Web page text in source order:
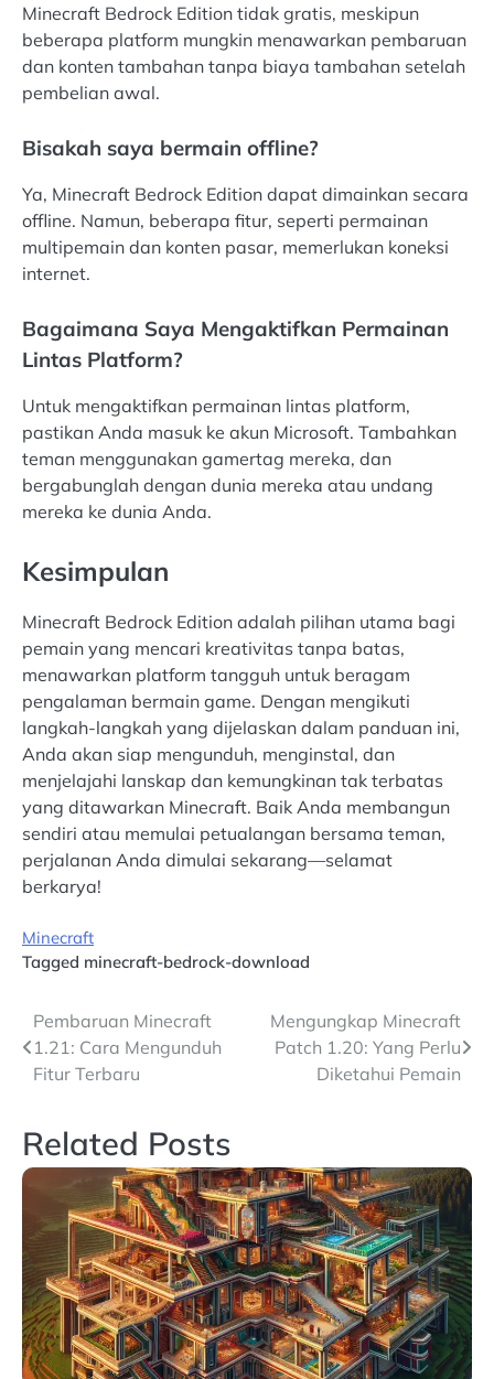
Minecraft Bedrock Edition tidak gratis, meskipun
beberapa platform mungkin menawarkan pembaruan
dan konten tambahan tanpa biaya tambahan setelah
pembelian awal.
Bisakah saya bermain offline?
Ya, Minecraft Bedrock Edition dapat dimainkan secara
offline. Namun, beberapa fitur, seperti permainan
multipemain dan konten pasar, memerlukan koneksi
internet.
Bagaimana Saya Mengaktifkan Permainan
Lintas Platform?
Untuk mengaktifkan permainan lintas platform,
pastikan Anda masuk ke akun Microsoft. Tambahkan
teman menggunakan gamertag mereka, dan
bergabunglah dengan dunia mereka atau undang
mereka ke dunia Anda.
Kesimpulan
Minecraft Bedrock Edition adalah pilihan utama bagi
pemain yang mencari kreativitas tanpa batas,
menawarkan platform tangguh untuk beragam
pengalaman bermain game. Dengan mengikuti
langkah-langkah yang dijelaskan dalam panduan ini,
Anda akan siap mengunduh, menginstal, dan
menjelajahi lanskap dan kemungkinan tak terbatas
yang ditawarkan Minecraft. Baik Anda membangun
sendiri atau memulai petualangan bersama teman,
perjalanan Anda dimulai sekarang—selamat
berkarya!
Minecraft
Tagged minecraft-bedrock-download
Post
navigation
Pembaruan Minecraft
1.21: Cara Mengunduh
Fitur Terbaru
Mengungkap Minecraft
Patch 1.20: Yang Perlu
Diketahui Pemain
Related Posts